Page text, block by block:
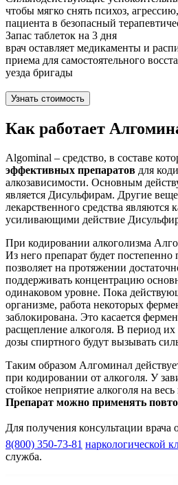
чтобы мягко снять психоз,
пациента в безопасный
Запас таблеток на 3 дня
врач оставляет медикаменты и
приема для самостоятельного
уезда бригады
Узнать стоимость
Как работает
Algominal – средство, в составе
эффективных препаратов для
алкозависимости. Основным
является Дисульфирам. Другие
лекарственного средства являются
усиливающими действие
При кодировании алкоголизма
Из него препарат будет постепенно
позволяет на протяжении
поддерживать концентрацию
одинаковом уровне. Пока
организме, работа некоторых
заблокирована. Это касается
расщепление алкоголя. В период
дозы спиртного будут вызывать
Таким образом Алгоминал
при кодировании от алкоголя. У
стойкое неприятие алкоголя на
Препарат можно применять
Для получения консультации
8(800) 350-73-81 наркологической
служба.